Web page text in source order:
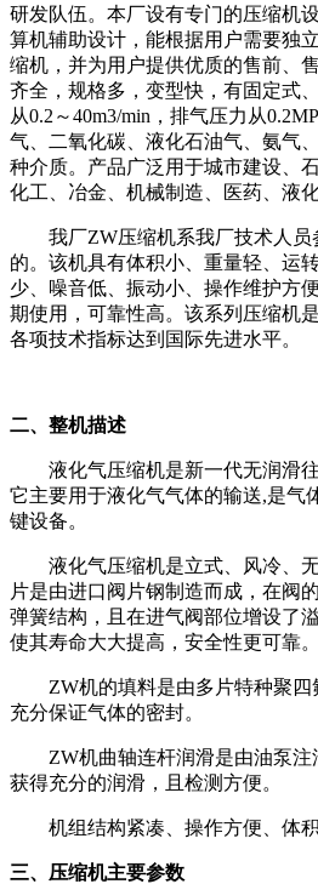
研发队伍。本厂设有专门的压缩机
算机辅助设计，能根据用户需要独
缩机，并为用户提供优质的售前、
齐全，规格多，变型快，有固定式
从0.2～40m3/min，排气压力从
气、二氧化碳、液化石油气、氨气
种介质。产品广泛用于城市建设、
化工、冶金、机械制造、医药、液
我厂ZW压缩机系我厂技术人
的。该机具有体积小、重量轻、运
少、噪音低、振动小、操作维护方
期使用，可靠性高。该系列压缩机
各项技术指标达到国际先进水平。
二、整机描述
液化气压缩机是新一代无润滑
它主要用于液化气气体的输送,是气
键设备。
液化气压缩机是立式、风冷、
片是由进口阀片钢制造而成，在阀
弹簧结构，且在进气阀部位增设了
使其寿命大大提高，安全性更可靠。
ZW机的填料是由多片特种聚
充分保证气体的密封。
ZW机曲轴连杆润滑是由油泵注
获得充分的润滑，且检测方便。
机组结构紧凑、操作方便、体
三、压缩机主要参数